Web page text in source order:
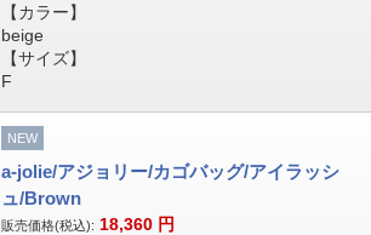
【カラー】
beige
【サイズ】
F
NEW
a-jolie/アジョリー/カゴバッグ/アイラッシ
ュ/Brown
販売価格(税込): 18,360 円